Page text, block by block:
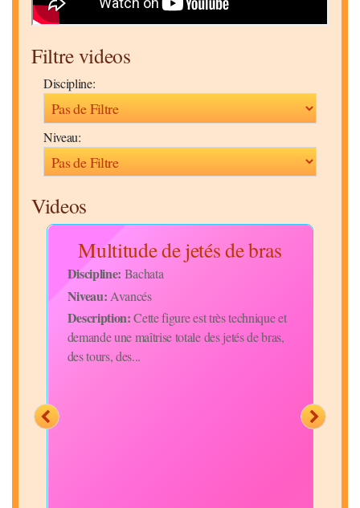
Filtre videos
Discipline:
Niveau:
Videos
Multitude de jetés de bras
Discipline: Bachata
Niveau: Avancés
Description:Cette figure est très technique et
demande une maîtrise totale des jetés de bras,
des tours, des...